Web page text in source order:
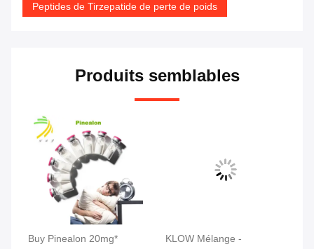
Peptides de Tirzepatide de perte de poids
Produits semblables
Buy Pinealon 20mg*
KLOW Mélange -